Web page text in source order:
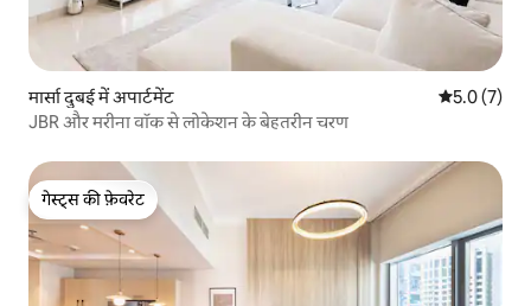
मार्सा दुबई में अपार्टमेंट औसत रेटिंग 5
5.0 (7)
JBR और मरीना वॉक से लोकेशन के बेहतरीन चरण
गेस्ट्स की फ़ेवरेट
गेस्ट्स की फ़ेवरेट